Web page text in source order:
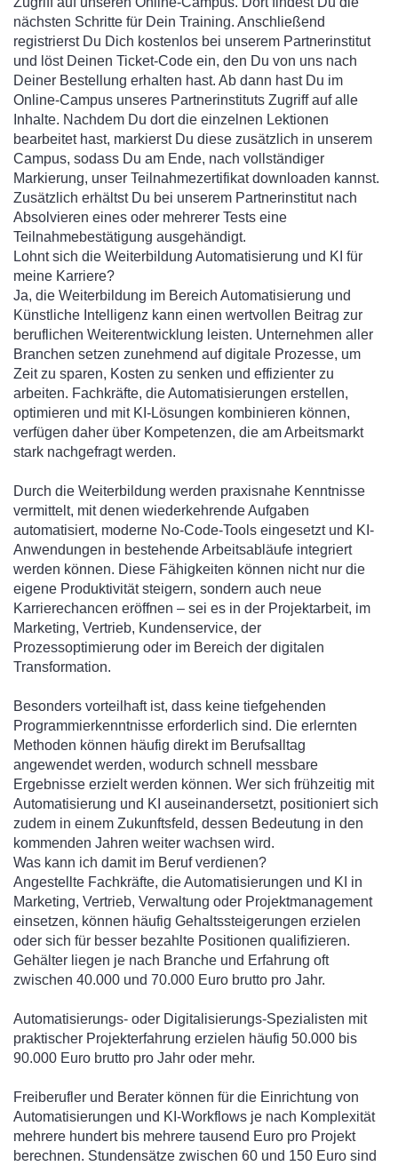
nächsten Schritte für Dein Training. Anschließend
registrierst Du Dich kostenlos bei unserem Partnerinstitut
und löst Deinen Ticket-Code ein, den Du von uns nach
Deiner Bestellung erhalten hast. Ab dann hast Du im
Online-Campus unseres Partnerinstituts Zugriff auf alle
Inhalte. Nachdem Du dort die einzelnen Lektionen
bearbeitet hast, markierst Du diese zusätzlich in unserem
Campus, sodass Du am Ende, nach vollständiger
Markierung, unser Teilnahmezertifikat downloaden kannst.
Zusätzlich erhältst Du bei unserem Partnerinstitut nach
Absolvieren eines oder mehrerer Tests eine
Teilnahmebestätigung ausgehändigt.
Lohnt sich die Weiterbildung Automatisierung und KI für
meine Karriere?
Ja, die Weiterbildung im Bereich Automatisierung und
Künstliche Intelligenz kann einen wertvollen Beitrag zur
beruflichen Weiterentwicklung leisten. Unternehmen aller
Branchen setzen zunehmend auf digitale Prozesse, um
Zeit zu sparen, Kosten zu senken und effizienter zu
arbeiten. Fachkräfte, die Automatisierungen erstellen,
optimieren und mit KI-Lösungen kombinieren können,
verfügen daher über Kompetenzen, die am Arbeitsmarkt
stark nachgefragt werden.
Durch die Weiterbildung werden praxisnahe Kenntnisse
vermittelt, mit denen wiederkehrende Aufgaben
automatisiert, moderne No-Code-Tools eingesetzt und KI-
Anwendungen in bestehende Arbeitsabläufe integriert
werden können. Diese Fähigkeiten können nicht nur die
eigene Produktivität steigern, sondern auch neue
Karrierechancen eröffnen – sei es in der Projektarbeit, im
Marketing, Vertrieb, Kundenservice, der
Prozessoptimierung oder im Bereich der digitalen
Transformation.
Besonders vorteilhaft ist, dass keine tiefgehenden
Programmierkenntnisse erforderlich sind. Die erlernten
Methoden können häufig direkt im Berufsalltag
angewendet werden, wodurch schnell messbare
Ergebnisse erzielt werden können. Wer sich frühzeitig mit
Automatisierung und KI auseinandersetzt, positioniert sich
zudem in einem Zukunftsfeld, dessen Bedeutung in den
kommenden Jahren weiter wachsen wird.
Was kann ich damit im Beruf verdienen?
Angestellte Fachkräfte, die Automatisierungen und KI in
Marketing, Vertrieb, Verwaltung oder Projektmanagement
einsetzen, können häufig Gehaltssteigerungen erzielen
oder sich für besser bezahlte Positionen qualifizieren.
Gehälter liegen je nach Branche und Erfahrung oft
zwischen 40.000 und 70.000 Euro brutto pro Jahr.
Automatisierungs- oder Digitalisierungs-Spezialisten mit
praktischer Projekterfahrung erzielen häufig 50.000 bis
90.000 Euro brutto pro Jahr oder mehr.
Freiberufler und Berater können für die Einrichtung von
Automatisierungen und KI-Workflows je nach Komplexität
mehrere hundert bis mehrere tausend Euro pro Projekt
berechnen. Stundensätze zwischen 60 und 150 Euro sind